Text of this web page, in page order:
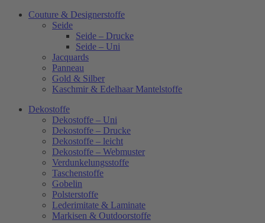
Couture & Designerstoffe
Seide
Seide – Drucke
Seide – Uni
Jacquards
Panneau
Gold & Silber
Kaschmir & Edelhaar Mantelstoffe
Dekostoffe
Dekostoffe – Uni
Dekostoffe – Drucke
Dekostoffe – leicht
Dekostoffe – Webmuster
Verdunkelungsstoffe
Taschenstoffe
Gobelin
Polsterstoffe
Lederimitate & Laminate
Markisen & Outdoorstoffe